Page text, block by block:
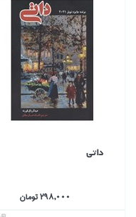
داتي
298,000 تومان